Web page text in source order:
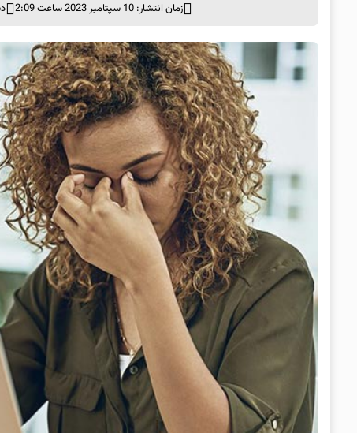
زمان انتشار: 10 سپتامبر 2023 ساعت 2:09